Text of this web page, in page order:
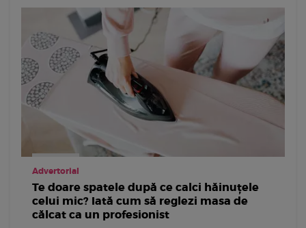
Advertorial
Te doare spatele după ce calci hăinuțele
celui mic? Iată cum să reglezi masa de
călcat ca un profesionist